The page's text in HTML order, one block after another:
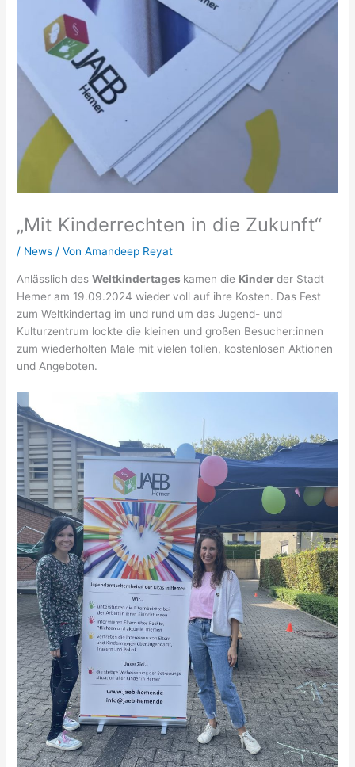
„Mit Kinderrechten in die Zukunft“
/ News / VonAmandeep Reyat
Anlässlich desWeltkindertages kamen die Kinderder Stadt
Hemer am 19.09.2024 wieder voll auf ihre Kosten. Das Fest
zum Weltkindertag im und rund um das Jugend- und
Kulturzentrum lockte die kleinen und großen Besucher:innen
zum wiederholten Male mit vielen tollen, kostenlosen Aktionen
und Angeboten.